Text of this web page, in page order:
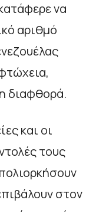
να
αριθμό
διαφθορά.
και οι
τους
στον